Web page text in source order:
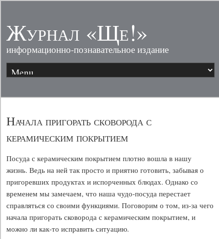
Журнал «Ще!»
информационно-познавательное издание
Начала пригорать сковорода с
керамическим покрытием
Посуда с керамическим покрытием плотно вошла в нашу
жизнь. Ведь на ней так просто и приятно готовить, забывая о
пригоревших продуктах и испорченных блюдах. Однако со
временем мы замечаем, что наша чудо-посуда перестает
справляться со своими функциями. Поговорим о том, из-за чего
начала пригорать сковорода с керамическим покрытием, и
можно ли как-то исправить ситуацию.